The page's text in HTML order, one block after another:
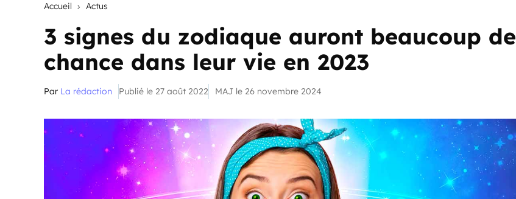
Accueil Actus
3 signes du zodiaque auront beaucoup de
chance dans leur vie en 2023
Par La rédaction Publié le 27 août 2022 MAJ le 26 novembre 2024